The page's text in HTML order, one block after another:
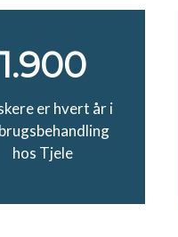
1.900
er hvert år i
hos Tjele